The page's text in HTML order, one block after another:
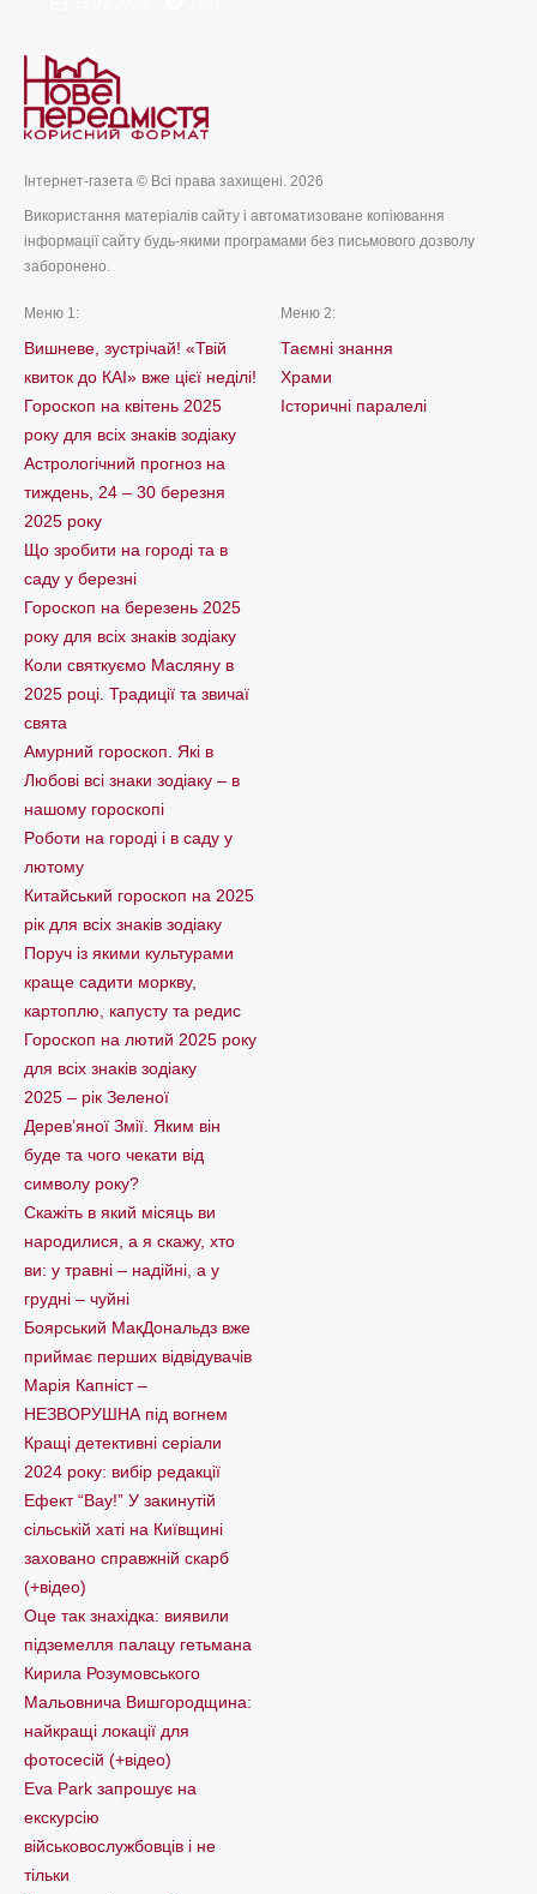
Інтернет-газета © Всі права захищені. 2026
Використання матеріалів сайту і автоматизоване копіювання
інформації сайту будь-якими програмами без письмового дозволу
заборонено.
Меню 1:
Вишневе, зустрічай! «Твій
квиток до КАІ» вже цієї неділі!
Гороскоп на квітень 2025
року для всіх знаків зодіаку
Астрологічний прогноз на
тиждень, 24 – 30 березня
2025 року
Що зробити на городі та в
саду у березні
Гороскоп на березень 2025
року для всіх знаків зодіаку
Коли святкуємо Масляну в
2025 році. Традиції та звичаї
свята
Амурний гороскоп. Які в
Любові всі знаки зодіаку – в
нашому гороскопі
Pоботи на городі і в саду у
лютому
Китайський гороскоп на 2025
рік для всіх знаків зодіаку
Поруч із якими культурами
краще садити моркву,
картоплю, капусту та редис
Гороскоп на лютий 2025 року
для всіх знаків зодіаку
2025 – рік Зеленої
Дерев’яної Змії. Яким він
буде та чого чекати від
символу року?
Скажіть в який місяць ви
народилися, а я скажу, хто
ви: у травні – надійні, а у
грудні – чуйні
Боярський МакДональдз вже
приймає перших відвідувачів
Марія Капніст –
НЕЗВОРУШНА під вогнем
Кращі детективні серіали
2024 року: вибір редакції
Ефект “Вау!” У закинутій
сільській хаті на Київщині
заховано справжній скарб
(+відео)
Оце так знахідка: виявили
підземелля палацу гетьмана
Кирила Розумовського
Мальовнича Вишгородщина:
найкращі локації для
фотосесій (+відео)
Eva Park запрошує на
екскурсію
військовослужбовців і не
тільки
Меню 2:
Таємні знання
Храми
Історичні паралелі